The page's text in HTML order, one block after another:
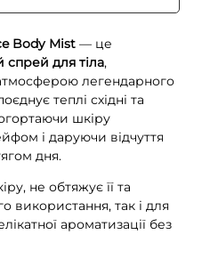
Body Mist — це
для тіла,
легендарного
теплі східні та
шкіру
і даруючи відчуття
дня.
не обтяжує її та
використання, так і для
ароматизації без